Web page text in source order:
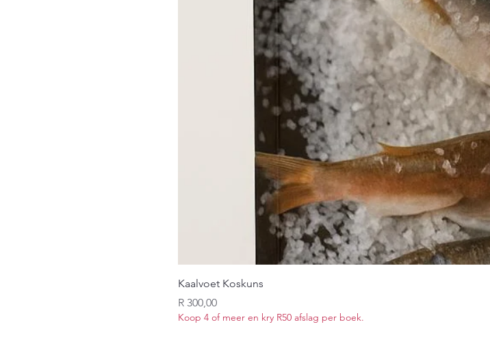
Kaalvoet Koskuns
Price
R 300,00
Koop 4 of meer en kry R50 afslag per boek.